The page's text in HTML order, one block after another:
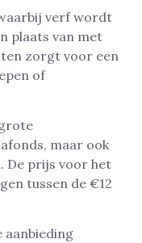
verf wordt
plaats van met
zorgt voor een
of
maar ook
De prijs voor het
tussen de €12
aanbieding